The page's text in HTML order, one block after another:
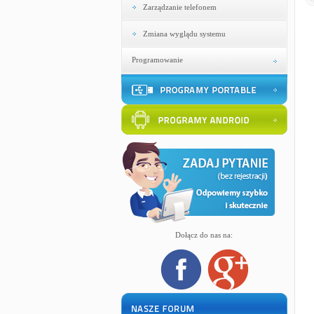
Zarządzanie telefonem
Zmiana wyglądu systemu
Programowanie
Dołącz do nas na: